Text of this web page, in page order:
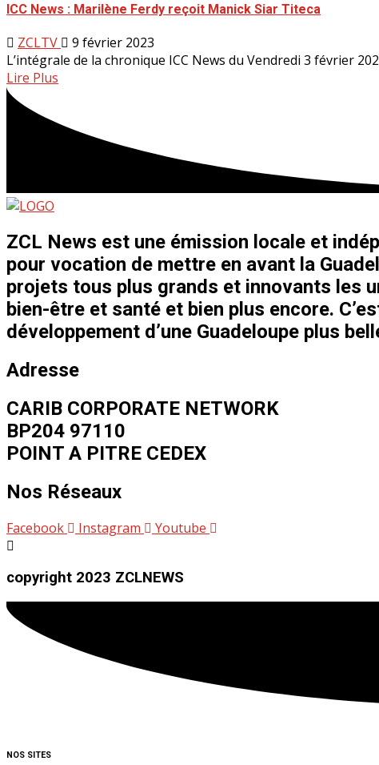
ICC News : Marilène Ferdy reçoit Manick Siar Titeca
ZCLTV
9 février 2023
L’intégrale de la chronique ICC News du Vendredi 3 février
Lire Plus
ZCL News est une émission locale et
pour vocation de mettre en avant la
projets tous plus grands et innovants les
bien-être et santé et bien plus encore.
développement d’une Guadeloupe plus
Adresse
CARIB CORPORATE NETWORK
BP204 97110
POINT A PITRE CEDEX
Nos Réseaux
Facebook Instagram Youtube
copyright 2023 ZCLNEWS
NOS SITES